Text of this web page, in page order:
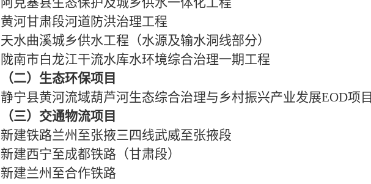
黄河甘肃段河道防洪治理工程
天水曲溪城乡供水工程（水源及输水洞线部分）
陇南市白龙江干流水库水环境综合治理一期工程
（二）生态环保项目
静宁县黄河流域葫芦河生态综合治理与乡村振兴产业发展EOD项目
（三）交通物流项目
新建铁路兰州至张掖三四线武威至张掖段
新建西宁至成都铁路（甘肃段）
新建兰州至合作铁路